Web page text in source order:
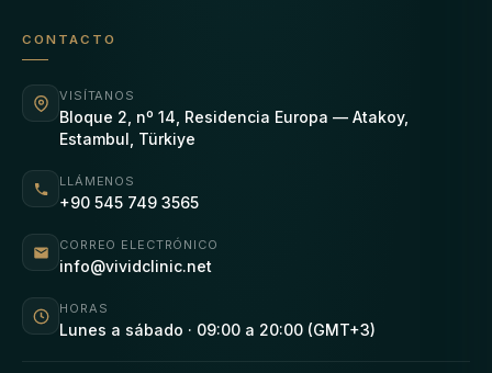
CONTACTO
VISÍTANOS
Bloque 2, nº 14, Residencia Europa — Atakoy,
Estambul, Türkiye
LLÁMENOS
+90 545 749 3565
CORREO ELECTRÓNICO
info@vividclinic.net
HORAS
Lunes a sábado · 09:00 a 20:00 (GMT+3)